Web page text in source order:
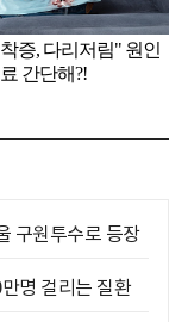
구원투수로 등장
명 걸리는 질환